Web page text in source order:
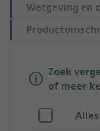
Wetgeving en
Zoek
of meer